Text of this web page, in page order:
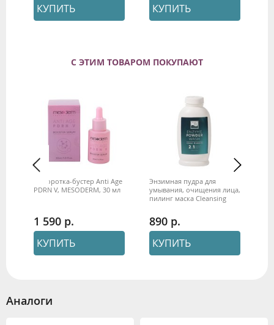
КУПИТЬ КУПИТЬ
С ЭТИМ ТОВАРОМ ПОКУПАЮТ
Сыворотка-бустер Anti Age
PDRN V, MESODERM, 30 мл
1 590
КУПИТЬ
Энзимная пудра для
умывания, очищения лица,
пилинг маска Cleansing
890
КУПИТЬ
Аналоги